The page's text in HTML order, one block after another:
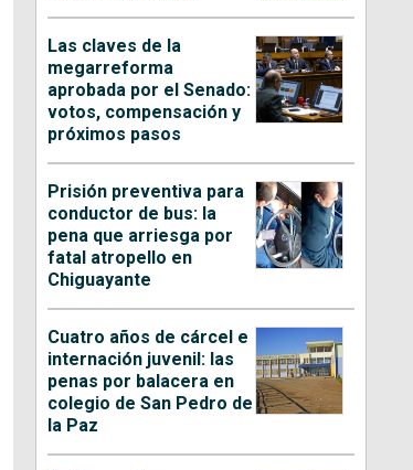
Las claves de la
megarreforma
aprobada por el Senado:
votos, compensación y
próximos pasos
Prisión preventiva para
conductor de bus: la
pena que arriesga por
fatal atropello en
Chiguayante
Cuatro años de cárcel e
internación juvenil: las
penas por balacera en
colegio de San Pedro de
la Paz